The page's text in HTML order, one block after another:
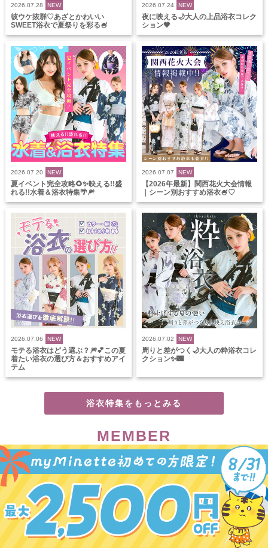
2026.07.28 NEW
彼ウケ抜群♡あざとかわいい
SWEET浴衣で夏祭りを彩る🍧
2026.07.24 NEW
夜に映える🌙大人の上品浴衣コレク
ション🖤
2026.07.20 NEW
夏イベント完全攻略🌻✨映える!!盛
れる!!水着＆浴衣特集🌴🎆
2026.07.07 NEW
【2026年最新】関西花火大会情報
｜シーン別おすすめ浴衣🍧♡
2026.07.06 NEW
モテる浴衣はどう選ぶ？🎆💕この夏
着たい浴衣の選び方＆おすすめアイ
テム
2026.07.02 NEW
周りと差がつく🌙大人の粋浴衣コレ
クション✨🌃
浴衣特集をもっとみる
MEMBER